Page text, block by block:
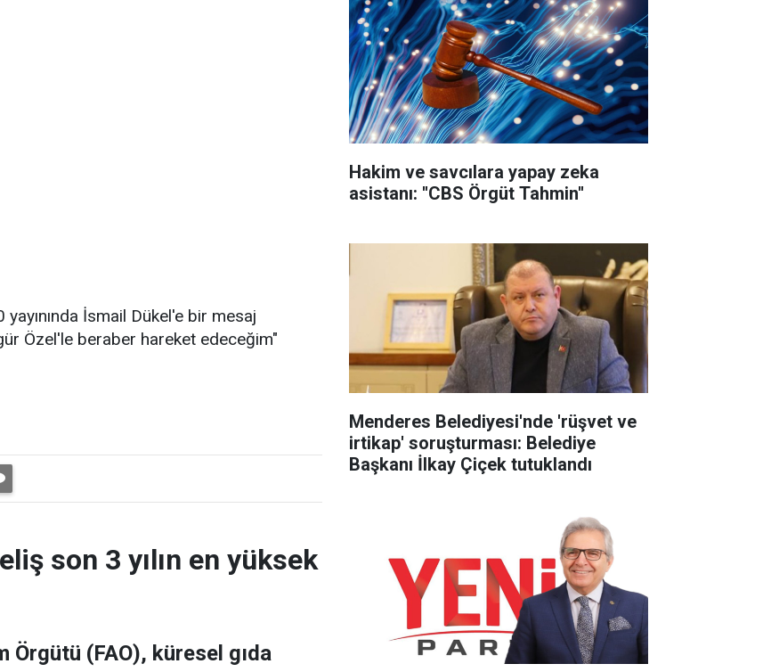
İsmail Dükel'e bir mesaj
Özel'le beraber hareket edeceğim"
son 3 yılın en yüksek
Örgütü (FAO), küresel gıda
Hakim ve savcılara yapay zeka
asistanı: ''CBS Örgüt Tahmin''
Menderes Belediyesi'nde 'rüşvet ve
irtikap' soruşturması: Belediye
Başkanı İlkay Çiçek tutuklandı